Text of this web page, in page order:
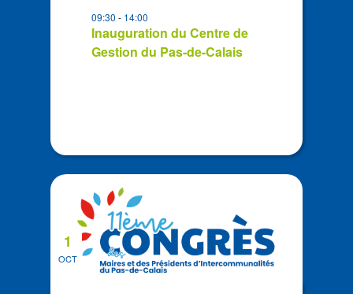
Photo
ViewInauguration du Centre de
Gestion du Pas-de-Calais
09:30- 14:00
OCT
1